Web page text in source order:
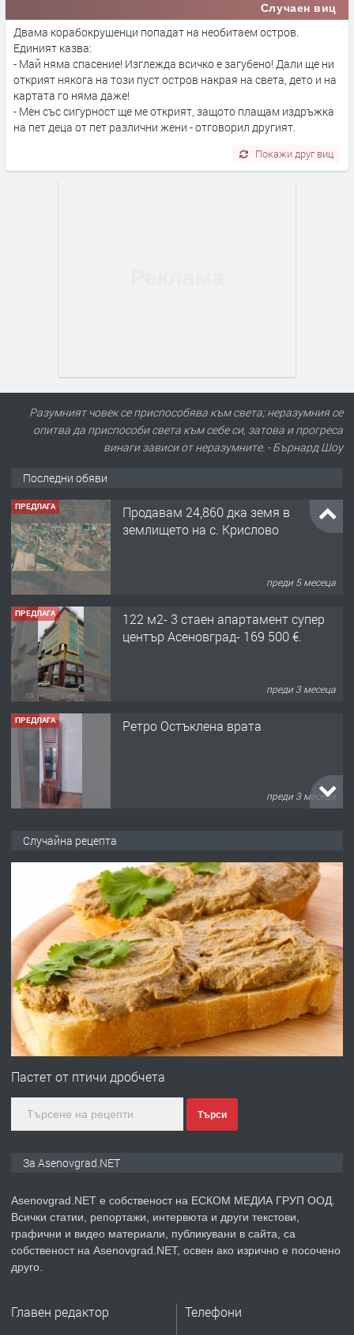
Случаен виц
Двама корабокрушенци попадат на необитаем остров.
Единият казва:
- Май няма спасение! Изглежда всичко е загубено! Дали ще ни
открият някога на този пуст остров накрая на света, дето и на
картата го няма даже!
- Мен със сигурност ще ме открият, защото плащам издръжка
на пет деца от пет различни жени - отговорил другият.
Покажи друг виц
Разумният човек се приспособява към света; неразумния се
опитва да приспособи света към себе си, затова и прогреса
винаги зависи от неразумните. - Бърнард Шоу
Последни обяви
ПРЕДЛАГА
Продавам 24,860 дка земя в
землището на с. Крислово
преди 5 месеца
ПРЕДЛАГА
122 м2- 3 стаен апартамент супер
център Асеновград- 169 500 €.
преди 3 месеца
ПРЕДЛАГА Ретро Остъклена врата
преди 3 месеца
преди 10 месеца
ПРЕДЛАГА
Професионална броячна машина -
със сертификат от ЕЦБ
преди 1 година
ПРЕДЛАГА
Професионална зеленчукорезачка
преди 2 години
ПРЕДЛАГА
Давам индивидуалани уроци по
Случайна рецепта
Пастет от птичи дробчета
Търси
За Asenovgrad.NET
Asenovgrad.NET е собственост на ЕСКОМ МЕДИА ГРУП ООД.
Всички статии, репортажи, интервюта и други текстови,
графични и видео материали, публикувани в сайта, са
собственост на Asenovgrad.NET, освен ако изрично е посочено
друго.
Главен редактор Телефони